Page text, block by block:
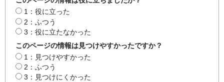
1：役に立った
2：ふつう
3：役に立たなかった
このページの情報は見つけやすかったですか？
1：見つけやすかった
2：ふつう
3：見つけにくかった